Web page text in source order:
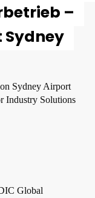
–
Sydney Airport
Industry Solutions
Global